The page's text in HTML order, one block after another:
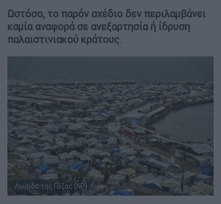
Ωστόσο, το παρόν σχέδιο δεν περιλαμβάνει
καμία αναφορά σε ανεξαρτησία ή ίδρυση
παλαιστινιακού κράτους.
Λωρίδα της Γάζας (AP)